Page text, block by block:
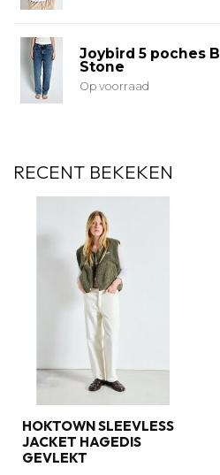
Joybird 5 poches
Stone
Op voorraad
RECENT BEKEKEN
HOKTOWN SLEEVLESS
JACKET HAGEDIS
GEVLEKT